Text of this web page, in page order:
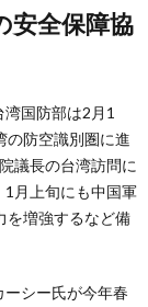
国防部は2月1
の防空識別圏に進
議長の台湾訪問に
1月上旬にも中国軍
を増強するなど備
シー氏が今年春